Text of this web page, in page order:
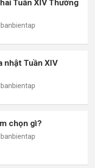
Tuần XIV Thường
banbientap
nhật Tuần XIV
banbientap
chọn gì?
banbientap